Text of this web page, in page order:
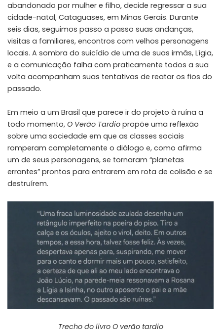
abandonado por mulher e filho, decide regressar a sua
cidade-natal, Cataguases, em Minas Gerais. Durante
seis dias, seguimos passo a passo suas andanças,
visitas a familiares, encontros com velhos personagens
locais. A sombra do suicídio de uma de suas irmãs, Lígia,
e a comunicação falha com praticamente todos a sua
volta acompanham suas tentativas de reatar os fios do
passado.
Em meio a um Brasil que parece ir do projeto à ruína a
todo momento, O Verão Tardio propõe uma reflexão
sobre uma sociedade em que as classes sociais
romperam completamente o diálogo e, como afirma
um de seus personagens, se tornaram “planetas
errantes” prontos para entrarem em rota de colisão e se
destruírem.
Trecho do livro O verão tardio